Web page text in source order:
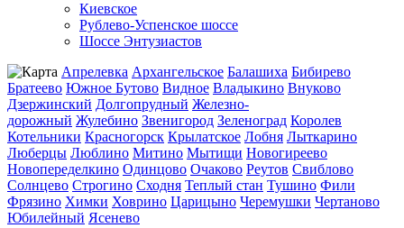
Киевское
Рублево-Успенское шоссе
Шоссе Энтузиастов
Апрелевка Архангельское Балашиха Бибирево
Братеево Южное Бутово Видное Владыкино Внуково
Дзержинский Долгопрудный Железно-
дорожный Жулебино Звенигород Зеленоград Королев
Котельники Красногорск Крылатское Лобня Лыткарино
Люберцы Люблино Митино Мытищи Новогиреево
Новопеределкино Одинцово Очаково Реутов Свиблово
Солнцево Строгино Сходня Теплый стан Тушино Фили
Фрязино Химки Ховрино Царицыно Черемушки Чертаново
Юбилейный Ясенево